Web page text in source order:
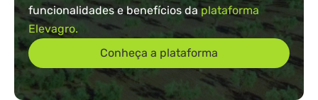
funcionalidades e benefícios daplataforma
Elevagro.
Conheça a plataforma